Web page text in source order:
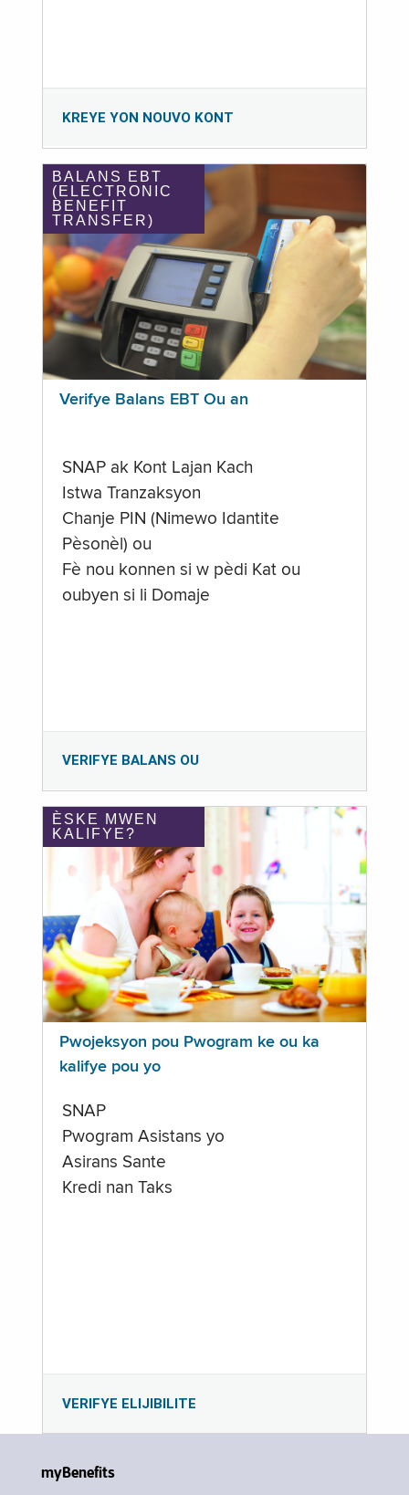
KREYE YON NOUVO KONT
BALANS EBT
(ELECTRONIC
BENEFIT
TRANSFER)
Verifye Balans EBT Ou an
SNAP ak Kont Lajan Kach
Istwa Tranzaksyon
Chanje PIN (Nimewo Idantite
Pèsonèl) ou
Fè nou konnen si w pèdi Kat ou
oubyen si li Domaje
VERIFYE BALANS OU
ÈSKE MWEN
KALIFYE?
Pwojeksyon pou Pwogram ke ou ka
kalifye pou yo
SNAP
Pwogram Asistans yo
Asirans Sante
Kredi nan Taks
VERIFYE ELIJIBILITE
myBenefits